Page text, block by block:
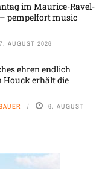
im Maurice-Ravel-
pempelfort music
7. AUGUST 2026
ehren endlich
Houck erhält die
6. AUGUST